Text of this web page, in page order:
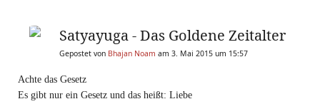
Satyayuga - Das Goldene Zeitalter
Gepostet von Bhajan Noam am 3. Mai 2015 um 15:57
Achte das Gesetz
Es gibt nur ein Gesetz und das heißt: Liebe